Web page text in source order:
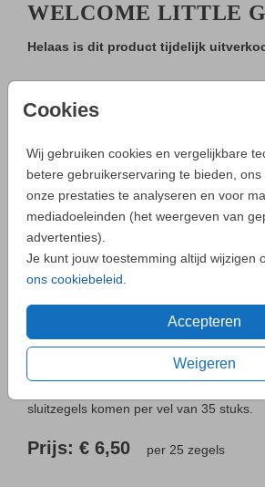
Cookies
Wij gebruiken cookies en vergelijkbare
betere gebruikerservaring te bieden,
onze prestaties te analyseren en voor
mediadoeleinden (het weergeven van
advertenties).
Je kunt jouw toestemming altijd wijzigen
ons cookiebeleid
Accepteren
Weigeren
WELCOME LITTLE
Helaas is dit product tijdelijk
- Zo maak je altijd een unieke kaart
Neem contactmet ons op als je een
OMSCHRIJVING
Niets is mooier dan de geboorte van een
wereld weten dat jullie dochtertje is
geboortekaartje. Deze zwart wit
sluitzegels komen per vel van 35 stuks.
Prijs: € 6,50 per 25 zegels